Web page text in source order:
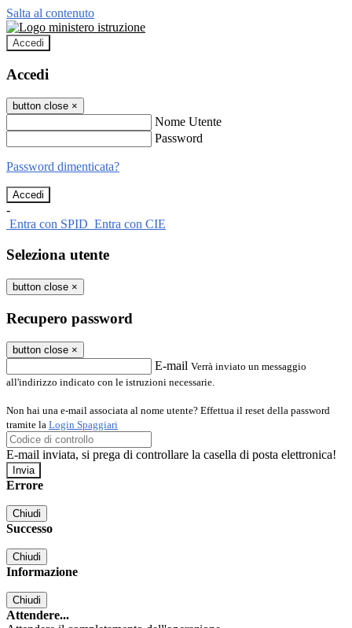
Salta al contenuto
Accedi
Accedi
button close ×
Nome Utente
Password
Password dimenticata?
-
Entra con SPID Entra con CIE
Seleziona utente
button close ×
Recupero password
button close ×
E-mail Verrà inviato un messaggio
all'indirizzo indicato con le istruzioni necessarie.
Non hai una e-mail associata al nome utente? Effettua il reset della password
tramite la Login Spaggiari
E-mail inviata, si prega di controllare la casella di posta elettronica!
Errore
Chiudi
Successo
Chiudi
Informazione
Chiudi
Attendere...